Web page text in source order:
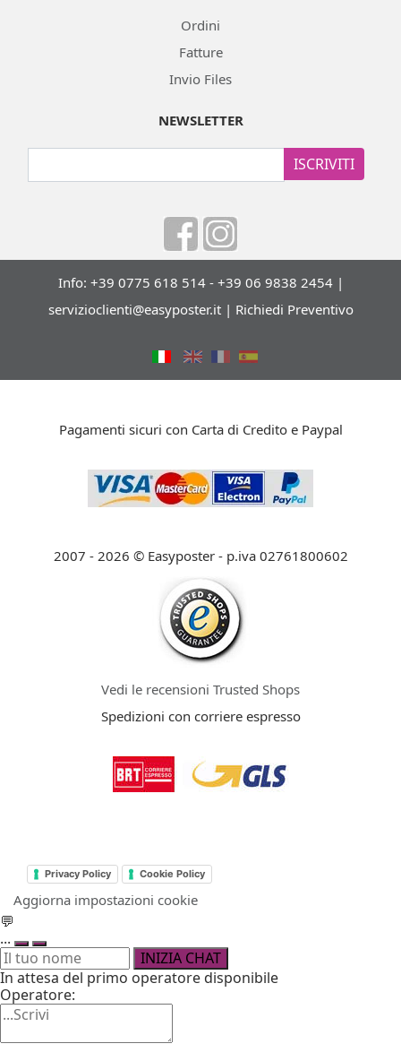
Ordini
Fatture
Invio Files
NEWSLETTER
ISCRIVITI
Info: +39 0775 618 514 - +39 06 9838 2454 |
servizioclienti@easyposter.it| Richiedi Preventivo
Pagamenti sicuri con Carta di Credito e Paypal
2007 - 2026 © Easyposter - p.iva 02761800602
Vedi le recensioni Trusted Shops
Spedizioni con corriere espresso
Privacy Policy Cookie Policy
Aggiorna impostazioni cookie
💬
...
INIZIA CHAT
In attesa del primo operatore disponibile
Operatore: